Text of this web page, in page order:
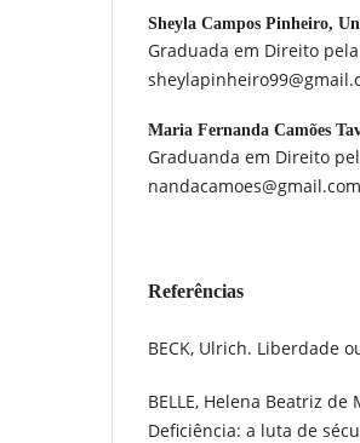
Sheyla Campos Pinheiro,
Graduada em Direito
Maria Fernanda Camões
Graduanda em Direito
nandacamoes@gmail.com
Referências
BECK, Ulrich. Liberdade
BELLE, Helena Beatriz de
Deficiência: a luta de